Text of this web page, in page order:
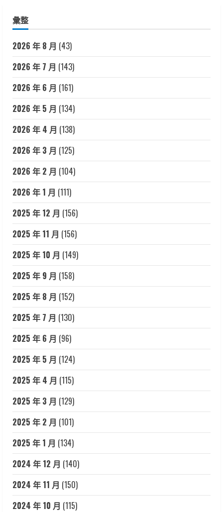
彙整
2026 年 8 月 (43)
2026 年 7 月 (143)
2026 年 6 月 (161)
2026 年 5 月 (134)
2026 年 4 月 (138)
2026 年 3 月 (125)
2026 年 2 月 (104)
2026 年 1 月 (111)
2025 年 12 月 (156)
2025 年 11 月 (156)
2025 年 10 月 (149)
2025 年 9 月 (158)
2025 年 8 月 (152)
2025 年 7 月 (130)
2025 年 6 月 (96)
2025 年 5 月 (124)
2025 年 4 月 (115)
2025 年 3 月 (129)
2025 年 2 月 (101)
2025 年 1 月 (134)
2024 年 12 月 (140)
2024 年 11 月 (150)
2024 年 10 月 (115)